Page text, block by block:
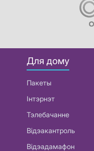
Для дому
Пакеты
Інтэрнэт
Тэлебачанне
Відэакантроль
Відэадамафон